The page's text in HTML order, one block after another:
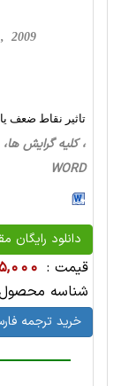
2009
تاثیر نقاط ضعف
WORD
دانلود رایگان
قیمت :
شناسه
خرید ترجمه